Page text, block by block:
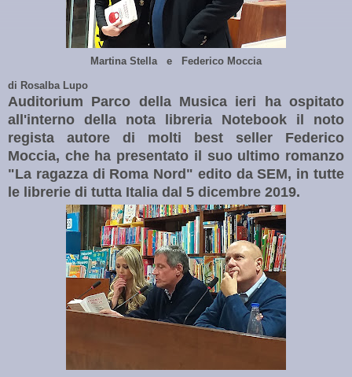
Martina Stella e Federico Moccia
di Rosalba Lupo
Auditorium Parco della Musica ieri ha ospitato
all'interno della nota libreria Notebook il noto
regista autore di molti best seller Federico
Moccia, che ha presentato il suo ultimo romanzo
"La ragazza di Roma Nord" edito da SEM, in tutte
le librerie di tutta Italia dal 5 dicembre 2019.